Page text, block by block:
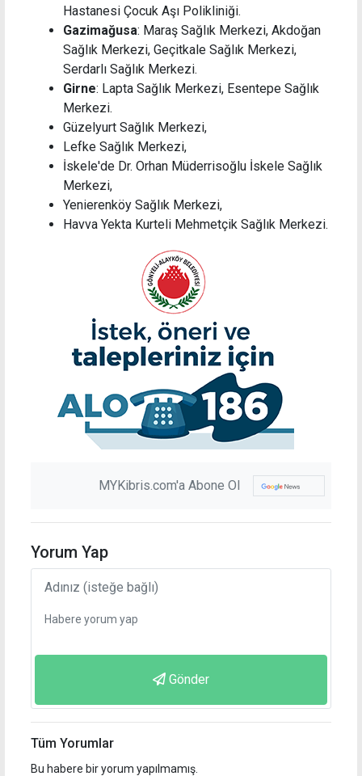
Hastanesi Çocuk Aşı Polikliniği.
Gazimağusa: Maraş Sağlık Merkezi, Akdoğan
Sağlık Merkezi, Geçitkale Sağlık Merkezi,
Serdarlı Sağlık Merkezi.
Girne: Lapta Sağlık Merkezi, Esentepe Sağlık
Merkezi.
Güzelyurt Sağlık Merkezi,
Lefke Sağlık Merkezi,
İskele'de Dr. Orhan Müderrisoğlu İskele Sağlık
Merkezi,
Yenierenköy Sağlık Merkezi,
Havva Yekta Kurteli Mehmetçik Sağlık Merkezi.
MYKibris.com'a Abone Ol
Yorum Yap
Gönder
Tüm Yorumlar
Bu habere bir yorum yapılmamış.